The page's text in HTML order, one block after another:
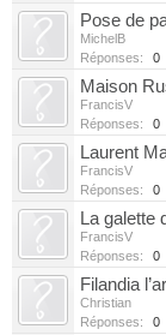
Pose de
MichelB
Réponses:
0
Maison
FrancisV
Réponses:
0
Laurent
FrancisV
Réponses:
0
La galette
FrancisV
Réponses:
0
Filandia
Christian
Réponses:
0